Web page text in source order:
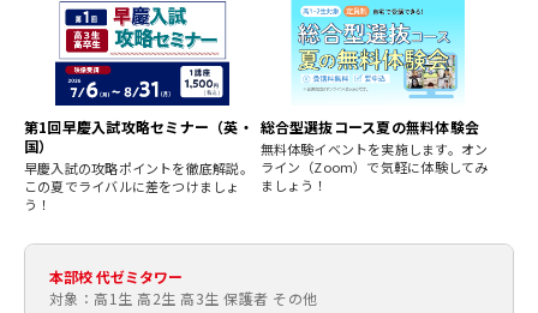
第1回早慶入試攻略セミナー（英・
国）
早慶入試の攻略ポイントを徹底解説。
この夏でライバルに差をつけましょ
う！
総合型選抜コース夏の無料体験会
無料体験イベントを実施します。オン
ライン（Zoom）で気軽に体験してみ
ましょう！
本部校 代ゼミタワー
対象：高1生 高2生 高3生 保護者 その他